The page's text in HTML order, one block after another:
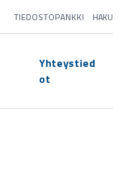
TIEDOSTOPANKKI HAKU
Yhteystied
ot